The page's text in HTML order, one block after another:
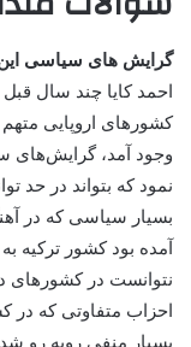
گرایش های سیاسی این
احمد کایا چند سال
کشورهای اروپایی
وجود آمد، گرایش‌های
نمود که بتواند در حد
بسیار سیاسی که در
آمده بود کشور ترکیه
نتوانست در کشورهای
احزاب متفاوتی که در
بسیار منفی روبه رو